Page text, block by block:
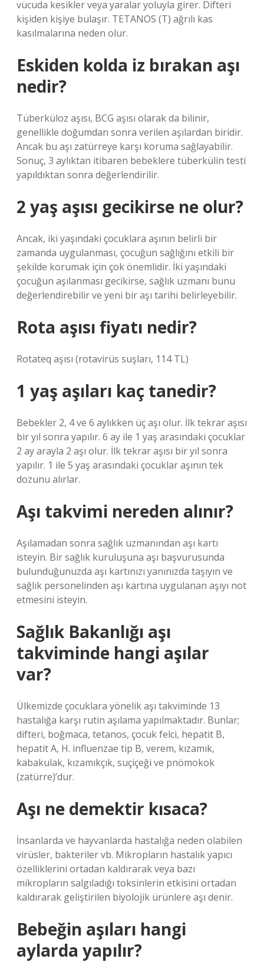
vücuda kesikler veya yaralar yoluyla girer. Difteri
kişiden kişiye bulaşır. TETANOS (T) ağrılı kas
kasılmalarına neden olur.
Eskiden kolda iz bırakan aşı
nedir?
Tüberküloz aşısı, BCG aşısı olarak da bilinir,
genellikle doğumdan sonra verilen aşılardan biridir.
Ancak bu aşı zatürreye karşı koruma sağlayabilir.
Sonuç, 3 aylıktan itibaren bebeklere tüberkülin testi
yapıldıktan sonra değerlendirilir.
2 yaş aşısı gecikirse ne olur?
Ancak, iki yaşındaki çocuklara aşının belirli bir
zamanda uygulanması, çocuğun sağlığını etkili bir
şekilde korumak için çok önemlidir. İki yaşındaki
çocuğun aşılanması gecikirse, sağlık uzmanı bunu
değerlendirebilir ve yeni bir aşı tarihi belirleyebilir.
Rota aşısı fiyatı nedir?
Rotateq aşısı (rotavirüs suşları, 114 TL)
1 yaş aşıları kaç tanedir?
Bebekler 2, 4 ve 6 aylıkken üç aşı olur. İlk tekrar aşısı
bir yıl sonra yapılır. 6 ay ile 1 yaş arasındaki çocuklar
2 ay arayla 2 aşı olur. İlk tekrar aşısı bir yıl sonra
yapılır. 1 ile 5 yaş arasındaki çocuklar aşının tek
dozunu alırlar.
Aşı takvimi nereden alınır?
Aşılamadan sonra sağlık uzmanından aşı kartı
isteyin. Bir sağlık kuruluşuna aşı başvurusunda
bulunduğunuzda aşı kartınızı yanınızda taşıyın ve
sağlık personelinden aşı kartına uygulanan aşıyı not
etmesini isteyin.
Sağlık Bakanlığı aşı
takviminde hangi aşılar
var?
Ülkemizde çocuklara yönelik aşı takviminde 13
hastalığa karşı rutin aşılama yapılmaktadır. Bunlar;
difteri, boğmaca, tetanos, çocuk felci, hepatit B,
hepatit A, H. influenzae tip B, verem, kızamık,
kabakulak, kızamıkçık, suçiçeği ve pnömokok
(zatürre)’dur.
Aşı ne demektir kısaca?
İnsanlarda ve hayvanlarda hastalığa neden olabilen
virüsler, bakteriler vb. Mikropların hastalık yapıcı
özelliklerini ortadan kaldırarak veya bazı
mikropların salgıladığı toksinlerin etkisini ortadan
kaldırarak geliştirilen biyolojik ürünlere aşı denir.
Bebeğin aşıları hangi
aylarda yapılır?